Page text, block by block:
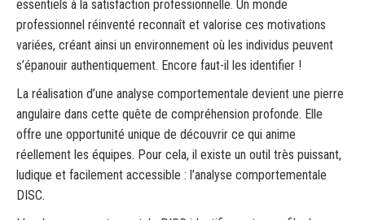
essentiels à la satisfaction professionnelle. Un monde
professionnel réinventé reconnaît et valorise ces motivations
variées, créant ainsi un environnement où les individus peuvent
s’épanouir authentiquement. Encore faut-il les identifier !
La réalisation d’une analyse comportementale devient une pierre
angulaire dans cette quête de compréhension profonde. Elle
offre une opportunité unique de découvrir ce qui anime
réellement les équipes. Pour cela, il existe un outil très puissant,
ludique et facilement accessible : l’analyse comportementale
DISC.